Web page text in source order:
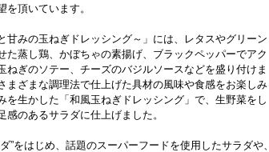
頂いています。
みの玉ねぎドレッシング～」には、レタスやグリーン
た蒸し鶏、かぼちゃの素揚げ、ブラックペッパーでアク
ぎのソテー、チーズのバジルソースなどを盛り付けま
まざまな調理法で仕上げた具材の風味や食感をお楽しみ
生かした「和風玉ねぎドレッシング」で、生野菜をし
のあるサラダに仕上げました。
”をはじめ、話題のスーパーフードを使用したサラダや、